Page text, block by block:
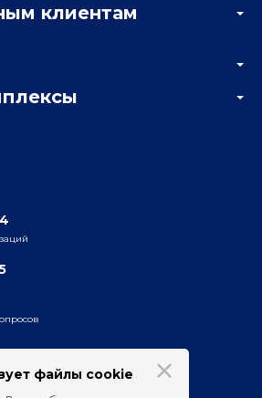
1, 2-й подъезд, 2-й этаж
35Б, корп.2, 5-й этаж
2, бизнес-центр «Виктория
клиентам
файлы cookie